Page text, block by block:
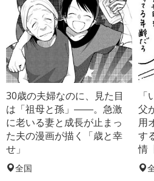
30歳の夫婦なのに、見た目
は「祖母と孫」――。急激
に老いる妻と成長が止まっ
た夫の漫画が描く「歳と幸
せ」
全国
父
用
す
情